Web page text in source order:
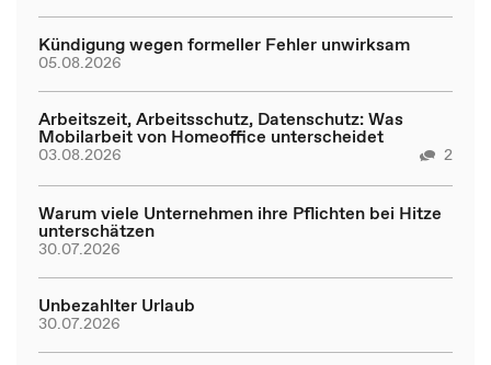
Kündigung wegen formeller Fehler unwirksam
05.08.2026
Arbeitszeit, Arbeitsschutz, Datenschutz: Was
Mobilarbeit von Homeoffice unterscheidet
03.08.2026 2
Warum viele Unternehmen ihre Pflichten bei Hitze
unterschätzen
30.07.2026
Unbezahlter Urlaub
30.07.2026